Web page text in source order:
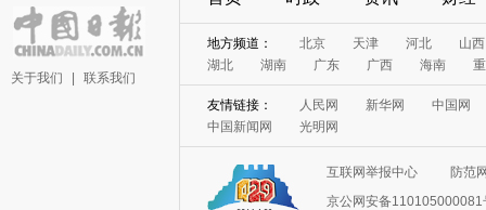
关于我们 联系我们
地方频道： 北京 天津 河北
山西
湖北
湖南 广东 广西 海南
友情链接： 人民网 新华网
中国网
中国新闻网
光明网
互联网举报中心
防范
京公网安备110105000081